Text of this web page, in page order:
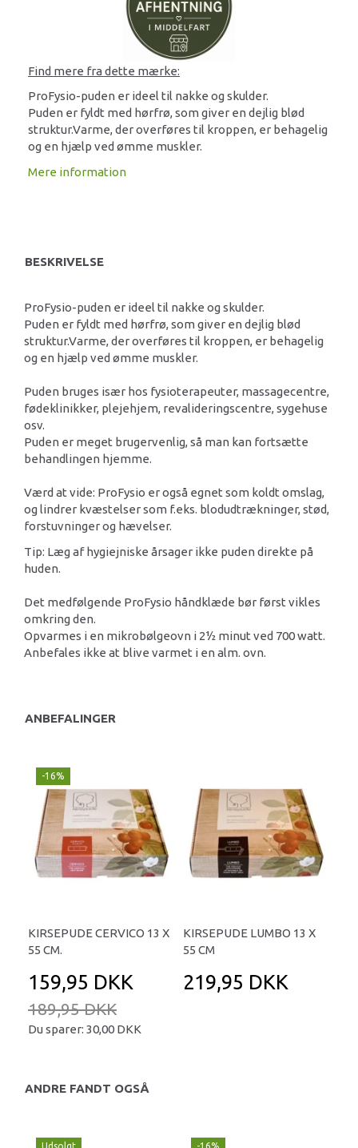
Find mere fra dette mærke:
ProFysio-puden er ideel til nakke og skulder.
Puden er fyldt med hørfrø, som giver en dejlig blød
struktur.Varme, der overføres til kroppen, er behagelig
og en hjælp ved ømme muskler.
Mere information
BESKRIVELSE
ProFysio-puden er ideel til nakke og skulder.
Puden er fyldt med hørfrø, som giver en dejlig blød
struktur.Varme, der overføres til kroppen, er behagelig
og en hjælp ved ømme muskler.
Puden bruges især hos fysioterapeuter, massagecentre,
fødeklinikker, plejehjem, revalideringscentre, sygehuse
osv.
Puden er meget brugervenlig, så man kan fortsætte
behandlingen hjemme.
Værd at vide: ProFysio er også egnet som koldt omslag,
og lindrer kvæstelser som f.eks. blodudtrækninger, stød,
forstuvninger og hævelser.
Tip: Læg af hygiejniske årsager ikke puden direkte på
huden.
Det medfølgende ProFysio håndklæde bør først vikles
omkring den.
Opvarmes i en mikrobølgeovn i 2½ minut ved 700 watt.
Anbefales ikke at blive varmet i en alm. ovn.
ANBEFALINGER
-16%
KIRSEPUDE CERVICO 13 X
55 CM.
159,95 DKK
189,95 DKK
Du sparer: 30,00 DKK
KIRSEPUDE LUMBO 13 X
55 CM
219,95 DKK
ANDRE FANDT OGSÅ